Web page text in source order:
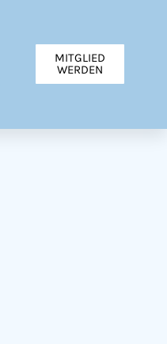
MITGLIED
WERDEN